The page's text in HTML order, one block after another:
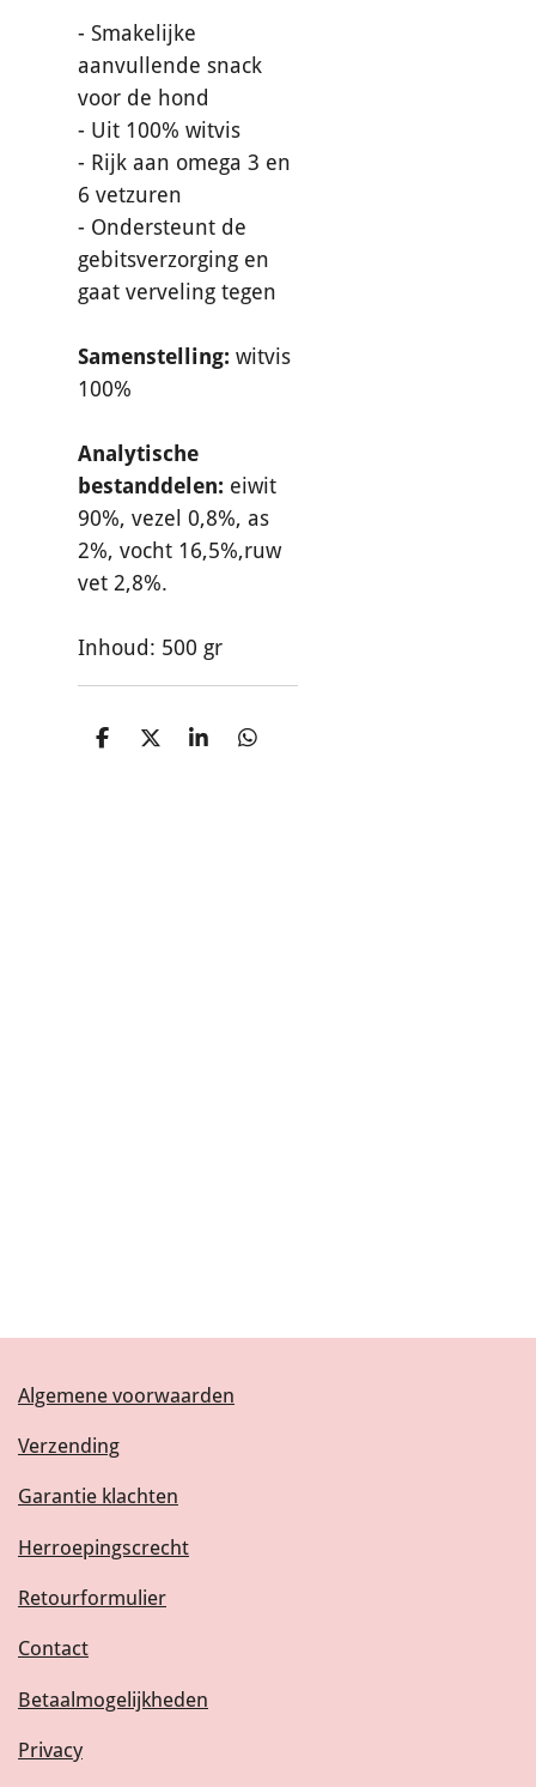
- Smakelijke
aanvullende snack
voor de hond
- Uit 100% witvis
- Rijk aan omega 3 en
6 vetzuren
- Ondersteunt de
gebitsverzorging en
gaat verveling tegen
Samenstelling: witvis
100%
Analytische
bestanddelen: eiwit
90%, vezel 0,8%, as
2%, vocht 16,5%,ruw
vet 2,8%.
Inhoud: 500 gr
D
D
S
D
Algemene voorwaarden
Verzending
Garantie klachten
Herroepingscrecht
Retourformulier
Contact
Betaalmogelijkheden
Privacy